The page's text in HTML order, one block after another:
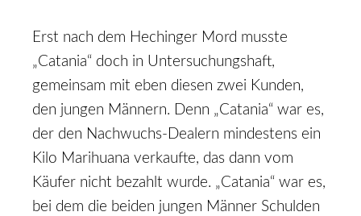
Erst nach dem Hechinger Mord musste
„Catania“ doch in Untersuchungshaft,
gemeinsam mit eben diesen zwei Kunden,
den jungen Männern. Denn „Catania“ war es,
der den Nachwuchs-Dealern mindestens ein
Kilo Marihuana verkaufte, das dann vom
Käufer nicht bezahlt wurde. „Catania“ war es,
bei dem die beiden jungen Männer Schulden